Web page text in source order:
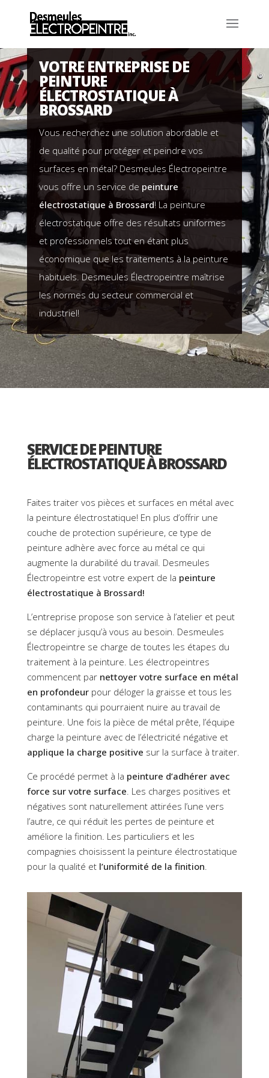
VOTRE ENTREPRISE DE
PEINTURE
ÉLECTROSTATIQUE À
BROSSARD
Vous recherchez une solution abordable et
de qualité pour protéger et peindre vos
surfaces en métal? Desmeules Électropeintre
vous offre un service de peinture
électrostatique à Brossard! La peinture
électrostatique offre des résultats uniformes
et professionnels tout en étant plus
économique que les traitements à la peinture
habituels. Desmeules Électropeintre maîtrise
les normes du secteur commercial et
industriel!
SERVICE DE PEINTURE
ÉLECTROSTATIQUE À BROSSARD
Faites traiter vos pièces et surfaces en métal avec
la peinture électrostatique! En plus d’offrir une
couche de protection supérieure, ce type de
peinture adhère avec force au métal ce qui
augmente la durabilité du travail. Desmeules
Électropeintre est votre expert de la peinture
électrostatique à Brossard!
L’entreprise propose son service à l’atelier et peut
se déplacer jusqu’à vous au besoin. Desmeules
Électropeintre se charge de toutes les étapes du
traitement à la peinture. Les électropeintres
commencent par nettoyer votre surface en métal
en profondeurpour déloger la graisse et tous les
contaminants qui pourraient nuire au travail de
peinture. Une fois la pièce de métal prête, l’équipe
charge la peinture avec de l’électricité négative et
applique la charge positive sur la surface à traiter.
Ce procédé permet à la peinture d’adhérer avec
force sur votre surface. Les charges positives et
négatives sont naturellement attirées l’une vers
l’autre, ce qui réduit les pertes de peinture et
améliore la finition. Les particuliers et les
compagnies choisissent la peinture électrostatique
pour la qualité et l’uniformité de la finition.